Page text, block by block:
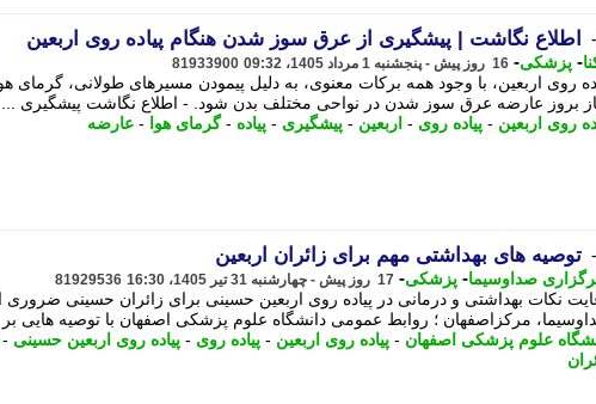
اطلاع نگاشت | پیشگیری از عرق سوز شدن هنگام پیاده روی اربعین
- پزشکی- 16 روز پیش - پنجشنبه 1 مرداد 1405، 09:32 81933900
روی اربعین، با وجود همه برکات معنوی، به دلیل پیمودن مسیرهای طولانی، گرمای
بروز عارضه عرق سوز شدن در نواحی مختلف بدن شود. - اطلاع نگاشت پیشگیری ...
روی اربعین - پیاده روی - اربعین - پیشگیری - پیاده -گرمای هوا - عارضه
توصیه های بهداشتی مهم برای زائران اربعین
صداوسیما- پزشکی- 17 روز پیش - چهارشنبه 31 تیر 1405، 16:30 81929536
نکات بهداشتی و درمانی در پیاده روی اربعین حسینی برای زائران حسینی
مرکزاصفهان ؛ روابط عمومی دانشگاه علوم پزشکی اصفهان با توصیه هایی بر
علوم پزشکی اصفهان - پیاده روی اربعین - پیاده روی - پیاده روی اربعین حسینی -